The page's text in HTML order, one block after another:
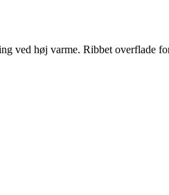
ved høj varme. Ribbet overflade